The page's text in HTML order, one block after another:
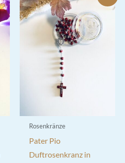
Rosenkränze
Pater Pio
Duftrosenkranz in